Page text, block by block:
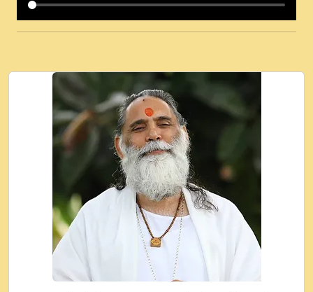
कई पकड क मर हथ र मह वदवन पहच दय! मह जन
Ki - Krishna Bhajan - New Bhajan 2020
#Ishwar Bhakti.mp3
जब से गीता ज्ञान पाया मैं बड़ी मस्ती में हूँ । 2018 -
Rishikesh - Ratan Ji Rasik.mp3
तन हल दल द सनव मड उतत सर रख क, नल रव त
गल लग जव त सर उतत हथ रख द!.mp3
तू कर प्रीतम से प्रीत, यूहीं दिन बीतते जाते हैं ।
2018 - Rishikesh - Swami Gyananand Ji
Maharaj.mp3
न म गवद गपल गद फर, पयर महन न रझद फर! shri